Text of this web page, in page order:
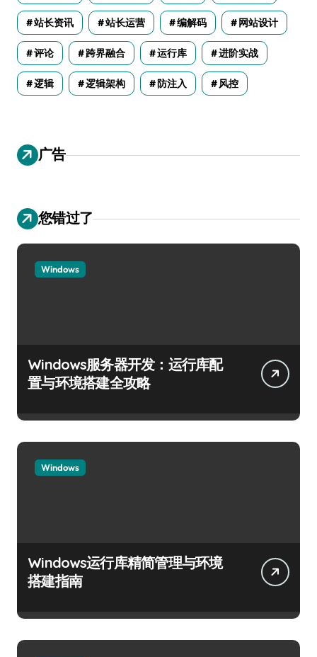
站长资讯 站长运营 编解码 网站设计
评论 跨界融合 运行库 进阶实战
逻辑 逻辑架构 防注入 风控
广告
您错过了
Windows
Windows服务器开发：运行库配
置与环境搭建全攻略
Windows
Windows运行库精简管理与环境
搭建指南